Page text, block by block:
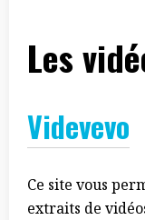
Les
Videvevo
Ce site vous
extraits de